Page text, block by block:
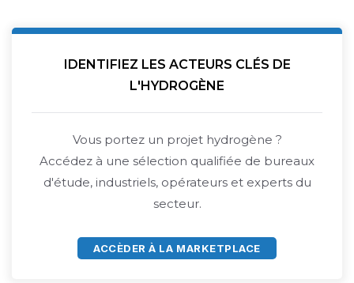
IDENTIFIEZ LES ACTEURS CLÉS DE
L'HYDROGÈNE
Vous portez un projet hydrogène ?
Accédez à une sélection qualifiée de bureaux
d'étude, industriels, opérateurs et experts du
secteur.
ACCÈDER À LA MARKETPLACE